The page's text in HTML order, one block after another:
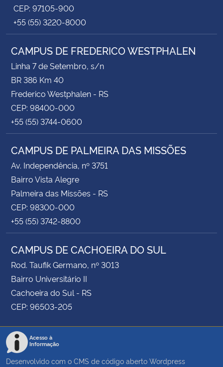
CEP: 97105-900
+55 (55) 3220-8000
CAMPUS DE FREDERICO WESTPHALEN
Linha 7 de Setembro, s/n
BR 386 Km 40
Frederico Westphalen - RS
CEP: 98400-000
+55 (55) 3744-0600
CAMPUS DE PALMEIRA DAS MISSÕES
Av. Independência, nº 3751
Bairro Vista Alegre
Palmeira das Missões - RS
CEP: 98300-000
+55 (55) 3742-8800
CAMPUS DE CACHOEIRA DO SUL
Rod. Taufik Germano, nº 3013
Bairro Universitário II
Cachoeira do Sul - RS
CEP: 96503-205
Acesso à
Informação
Desenvolvido com o CMS de código aberto Wordpress